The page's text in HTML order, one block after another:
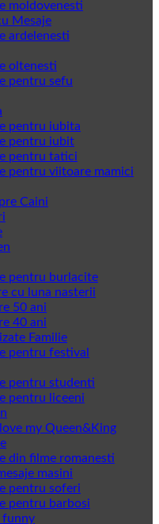
moldovenesti
Mesaje
ardelenesti
oltenesti
pentru sefu
pentru iubita
pentru iubit
pentru tatici
pentru viitoare mamici
Caini
pentru burlacite
cu luna nasterii
50 ani
40 ani
Familie
pentru festival
pentru studenti
pentru liceeni
my Queen&King
din filme romanesti
masini
pentru soferi
pentru barbosi
funny